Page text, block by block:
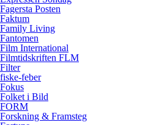
Fagersta Posten
Faktum
Family Living
Fantomen
Film International
Filmtidskriften FLM
Filter
fiske-feber
Fokus
Folket i Bild
FORM
Forskning & Framsteg